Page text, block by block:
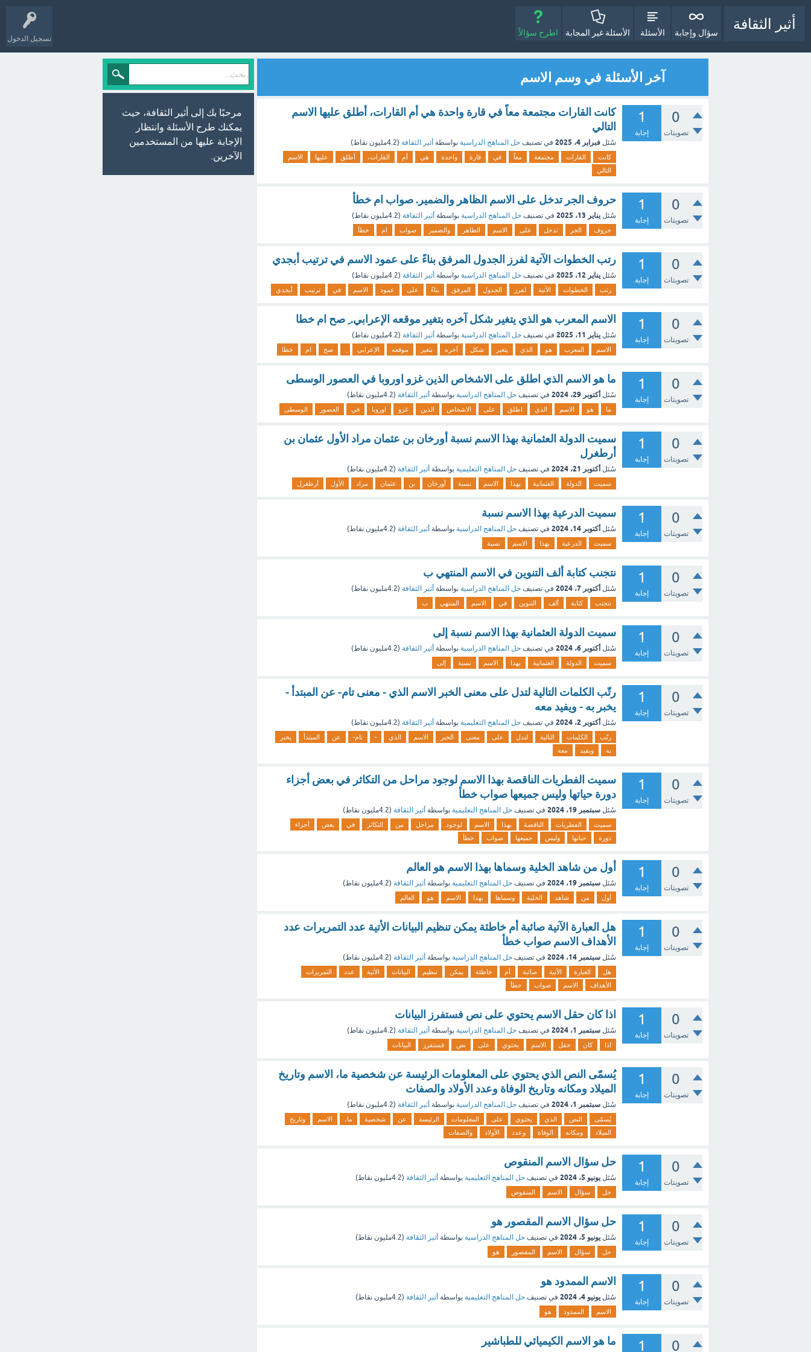
تسجيل الدخول
أثير الثقافة
سؤال وإجابة الأسئلة الأسئلة غير المجابة اطرح سؤالاً
آخر الأسئلة في وسم الاسم
0
تصويتات
1
إجابة
كانت القارات مجتمعة معاً في قارة واحدة هي أم القارات، أطلق عليها الاسم
التالي
سُئل فبراير 4، 2025 في تصنيف حل المناهج الدراسية بواسطة أثير الثقافة (4.2مليون نقاط)
كانت القارات مجتمعة معاً في قارة واحدة هي أم القارات، أطلق عليها
الاسم
التالي
0
تصويتات
1
إجابة
حروف الجر تدخل على الاسم الظاهر والضمير. صواب ام خطأ
سُئل يناير 13، 2025 في تصنيف حل المناهج الدراسية بواسطة أثير الثقافة (4.2مليون نقاط)
حروف الجر تدخل على الاسم الظاهر والضمير صواب ام خطأ
0
تصويتات
1
إجابة
رتب الخطوات الآتية لفرز الجدول المرفق بناءً على عمود الاسم في ترتيب أبجدي
سُئل يناير 12، 2025 في تصنيف حل المناهج الدراسية بواسطة أثير الثقافة (4.2مليون نقاط)
رتب الخطوات الآتية لفرز الجدول المرفق بناءً على عمود الاسم في ترتيب أبجدي
0
تصويتات
1
إجابة
الاسم المعرب هو الذي يتغير شكل آخره بتغير موقعه الإعرابي. ِ صح ام خطا
سُئل يناير 11، 2025 في تصنيف حل المناهج الدراسية بواسطة أثير الثقافة (4.2مليون نقاط)
الاسم المعرب هو الذي يتغير شكل آخره بتغير موقعه الإعرابي صح ام خطا
0
تصويتات
1
إجابة
ما هو الاسم الذي اطلق على الاشخاص الذين غزو اوروبا في العصور الوسطى
سُئل أكتوبر 29، 2024 في تصنيف حل المناهج الدراسية بواسطة أثير الثقافة (4.2مليون نقاط)
ما هو الاسم الذي اطلق على الاشخاص الذين غزو اوروبا في العصور الوسطى
0
تصويتات
1
إجابة
سميت الدولة العثمانية بهذا الاسم نسبة أورخان بن عثمان مراد الأول عثمان بن
أرطغرل
سُئل أكتوبر 21، 2024 في تصنيف حل المناهج التعليمية بواسطة أثير الثقافة (4.2مليون نقاط)
سميت الدولة العثمانية بهذا الاسم نسبة أورخان بن عثمان مراد الأول أرطغرل
0
تصويتات
1
إجابة
سميت الدرعية بهذا الاسم نسبة
سُئل أكتوبر 14، 2024 في تصنيف حل المناهج الدراسية بواسطة أثير الثقافة (4.2مليون نقاط)
سميت الدرعية بهذا الاسم نسبة
0
تصويتات
1
إجابة
نتجنب كتابة ألف التنوين في الاسم المنتهي ب
سُئل أكتوبر 7، 2024 في تصنيف حل المناهج الدراسية بواسطة أثير الثقافة (4.2مليون نقاط)
نتجنب كتابة ألف التنوين في الاسم المنتهي ب
0
تصويتات
1
إجابة
سميت الدولة العثمانية بهذا الاسم نسبة إلى
سُئل أكتوبر 6، 2024 في تصنيف حل المناهج الدراسية بواسطة أثير الثقافة (4.2مليون نقاط)
سميت الدولة العثمانية بهذا الاسم نسبة إلى
0
تصويتات
1
إجابة
رتّب الكلمات التالية لتدل على معنى الخبر الاسم الذي - معنى تام- عن المبتدأ -
يخبر به - ويفيد معه
سُئل أكتوبر 2، 2024 في تصنيف حل المناهج التعليمية بواسطة أثير الثقافة (4.2مليون نقاط)
رتّب الكلمات التالية لتدل على معنى الخبر الاسم الذي - تام- عن المبتدأ
يخبر
به
ويفيد معه
0
تصويتات
1
إجابة
سميت الفطريات الناقصة بهذا الاسم لوجود مراحل من التكاثر في بعض أجزاء
دورة حياتها وليس جميعها صواب خطأ
سُئل سبتمبر 19، 2024 في تصنيف حل المناهج التعليمية بواسطة أثير الثقافة (4.2مليون نقاط)
سميت الفطريات الناقصة بهذا الاسم لوجود مراحل من التكاثر في بعض
أجزاء
دورة
حياتها وليس جميعها صواب خطأ
0
تصويتات
1
إجابة
أول من شاهد الخلية وسماها بهذا الاسم هو العالم
سُئل سبتمبر 19، 2024 في تصنيف حل المناهج التعليمية بواسطة أثير الثقافة (4.2مليون نقاط)
أول من شاهد الخلية وسماها بهذا الاسم هو العالم
0
تصويتات
1
إجابة
هل العبارة الآتية صائبة أم خاطئة يمكن تنظيم البيانات الأتية عدد التمريرات عدد
الأهداف الاسم صواب خطأ
سُئل سبتمبر 14، 2024 في تصنيف حل المناهج الدراسية بواسطة أثير الثقافة (4.2مليون نقاط)
هل العبارة الآتية صائبة أم خاطئة يمكن تنظيم البيانات الأتية عدد
التمريرات
الأهداف
الاسم صواب خطأ
0
تصويتات
1
إجابة
اذا كان حقل الاسم يحتوي على نص فستفرز البيانات
سُئل سبتمبر 1، 2024 في تصنيف حل المناهج الدراسية بواسطة أثير الثقافة (4.2مليون نقاط)
اذا كان حقل الاسم يحتوي على نص فستفرز البيانات
0
تصويتات
1
إجابة
يُسمّى النص الذي يحتوي على المعلومات الرئيسة عن شخصية ما، الاسم وتاريخ
الميلاد ومكانه وتاريخ الوفاة وعدد الأولاد والصفات
سُئل سبتمبر 1، 2024 في تصنيف حل المناهج الدراسية بواسطة أثير الثقافة (4.2مليون نقاط)
يُسمّى النص الذي يحتوي على المعلومات الرئيسة عن شخصية ما، الاسم
وتاريخ
الميلاد
ومكانه الوفاة وعدد الأولاد والصفات
0
تصويتات
1
إجابة
حل سؤال الاسم المنقوص
سُئل يونيو 5، 2024 في تصنيف حل المناهج التعليمية بواسطة أثير الثقافة (4.2مليون نقاط)
حل سؤال الاسم المنقوص
0
تصويتات
1
إجابة
حل سؤال الاسم المقصور هو
سُئل يونيو 5، 2024 في تصنيف حل المناهج الدراسية بواسطة أثير الثقافة (4.2مليون نقاط)
حل سؤال الاسم المقصور هو
0
تصويتات
1
إجابة
الاسم الممدود هو
سُئل يونيو 4، 2024 في تصنيف حل المناهج التعليمية بواسطة أثير الثقافة (4.2مليون نقاط)
الاسم الممدود هو
0
1 ما هو الاسم الكيميائي للطباشير
مرحبًا بك إلى أثير الثقافة، حيث
يمكنك طرح الأسئلة وانتظار
الإجابة عليها من المستخدمين
الآخرين.